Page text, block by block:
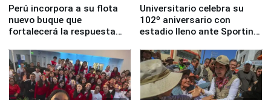
Perú incorpora a su flota
nuevo buque que
fortalecerá la respuesta
Universitario celebra su
102º aniversario con
estadio lleno ante Sporting